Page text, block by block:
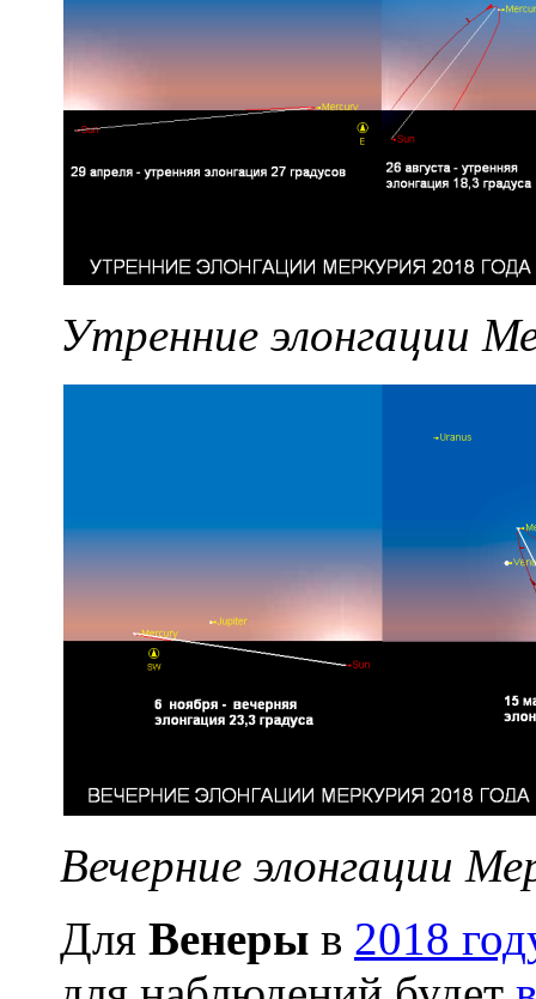
Утренние элонгации
Вечерние элонгации
Для Венеры в 2018